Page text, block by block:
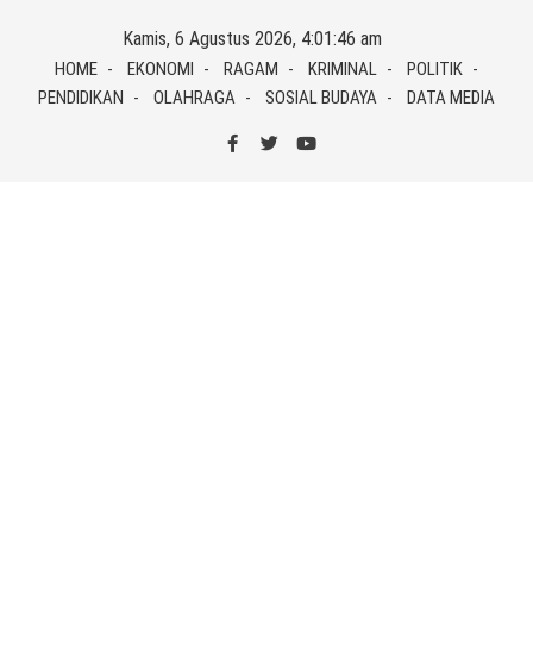
content
Kamis, 6 Agustus 2026, 4:01:46 am
HOME EKONOMI RAGAM KRIMINAL
POLITIK
PENDIDIKAN
OLAHRAGA SOSIAL BUDAYA DATA MEDIA